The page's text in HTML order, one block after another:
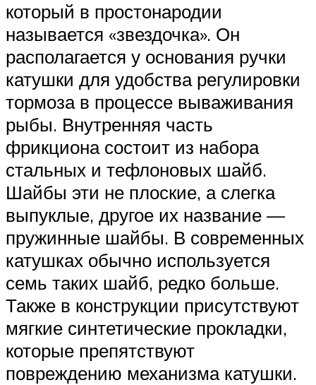
который в простонародии
называется «звездочка». Он
располагается у основания ручки
катушки для удобства регулировки
тормоза в процессе вываживания
рыбы. Внутренняя часть
фрикциона состоит из набора
стальных и тефлоновых шайб.
Шайбы эти не плоские, а слегка
выпуклые, другое их название —
пружинные шайбы. В современных
катушках обычно используется
семь таких шайб, редко больше.
Также в конструкции присутствуют
мягкие синтетические прокладки,
которые препятствуют
повреждению механизма катушки.